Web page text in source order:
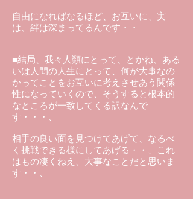
自由になればなるほど、お互いに、実
は、絆は深まってるんです・・
■結局、我々人類にとって、とかね、ある
いは人間の人生にとって、何が大事なの
かってことをお互いに考えさせあう関係
性になっていくので、そうすると根本的
なところが一致してくる訳なんで
す・・・、
相手の良い面を見つけてあげて、なるべ
く挑戦できる様にしてあげる・・、これ
はもの凄くねえ、大事なことだと思いま
す・・、